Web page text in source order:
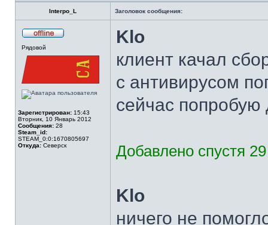
Interpo_L Заголовок сообщения:
сети
Рядовой
Зарегистрирован: 15:43
Вторник, 10 Январь 2012
Сообщения: 28
Steam_id:
STEAM_0:0:1670805697
Откуда: Северск
Klo
клиент качал
с антивирусом
сейчас попробую
Добавлено спустя
Klo
ничего не